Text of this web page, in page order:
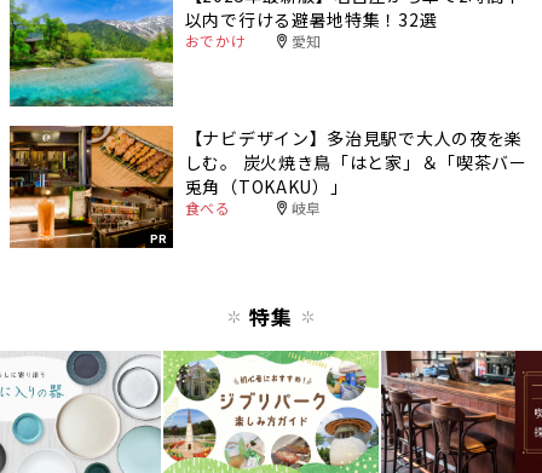
以内で行ける避暑地特集！32選
おでかけ 愛知
PR
【ナビデザイン】多治見駅で大人の夜を楽
しむ。 炭火焼き鳥「はと家」＆「喫茶バー
兎角（TOKAKU）」
食べる 岐阜
特集